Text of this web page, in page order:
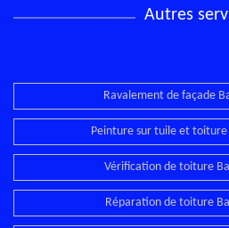
Autres
Ravalement de façade
Peinture sur tuile et
Vérification de toiture
Réparation de toiture